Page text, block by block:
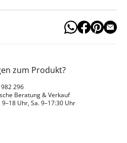
zum Produkt?
296
Beratung & Verkauf
9–18 Uhr, Sa. 9–17:30 Uhr